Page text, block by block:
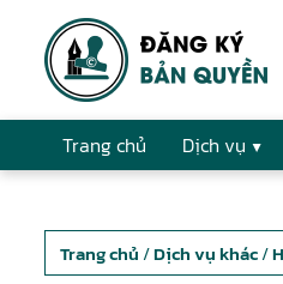
Trang chủ Dịch vụ
Trang chủ /Dịch vụ khác/